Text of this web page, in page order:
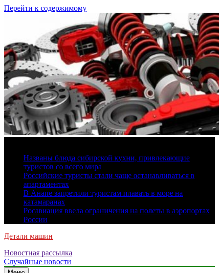
Перейти к содержимому
Названы блюда сибирской кухни, привлекающие
туристов со всего мира
Российские туристы стали чаще останавливаться в
апартаментах
В Анапе запретили туристам плавать в море на
катамаранах
Росавиация ввела ограничения на полеты в аэропортах
России
Детали машин
Новостная рассылка
Случайные новости